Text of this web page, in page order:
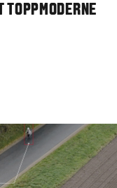
TOPPMODERNE